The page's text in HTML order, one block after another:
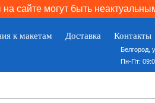
сайте могут быть
к макетам Доставка Контакты
Белгород,
Пн-Пт: